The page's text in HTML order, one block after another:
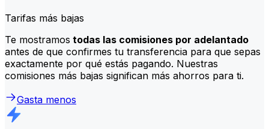
Tarifas más bajas
Te mostramos todas las comisiones por adelantado
antes de que confirmes tu transferencia para que sepas
exactamente por qué estás pagando. Nuestras
comisiones más bajas significan más ahorros para ti.
Gasta menos